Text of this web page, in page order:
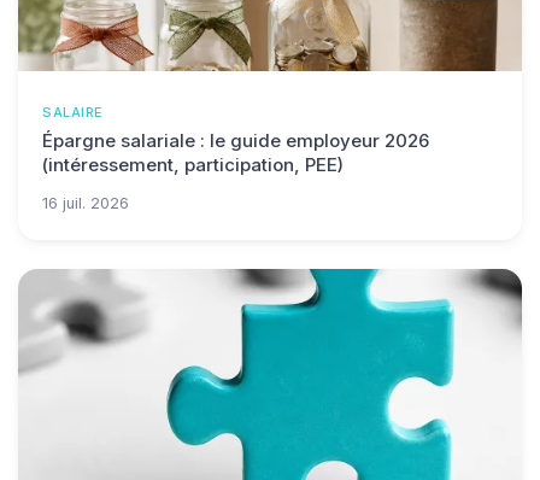
SALAIRE
Épargne salariale : le guide employeur 2026
(intéressement, participation, PEE)
16 juil. 2026